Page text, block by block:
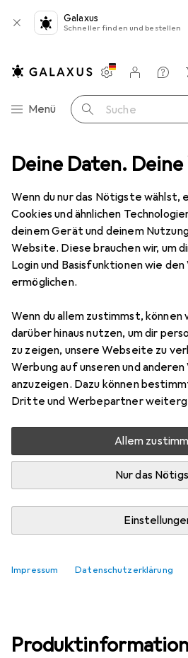
Deine Daten. Deine
Wenn du nur das Nötigste wählst,
Cookies und ähnlichen
deinem Gerät und deinem
Website. Diese brauchen wir, um
Login und Basisfunktionen wie
ermöglichen.
Wenn du allem zustimmst,
darüber hinaus nutzen, um dir
zu zeigen, unsere Webseite zu
Werbung auf unseren und
anzuzeigen. Dazu können
Dritte und Werbepartner
Allem
Nur das
Impressum Datenschutzerklärung
Galaxus
Schneller finden und bestellen
Navigation nach Kategorien
Menü Suche
Einstellungen
Kundenkonto
Vergleichslisten
Merklisten
Warenkorb
Basteln Kreativsets
8 Bilder
Handlettering
EUR
20,59
24
Bewertungen
Mehr als 10 Stück an Lager
Lieferort angeben für
In den
Kostenloser Versand ab 30,– i